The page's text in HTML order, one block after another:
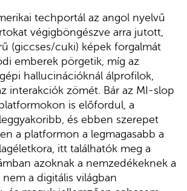
techportál az angol nyelvű
végigböngészve arra jutott,
(giccses/cuki) képek forgalmát
emberek pörgetik, míg az
hallucinációknál álprofilok,
interakciók zömét. Bár az MI-slop
is előfordul, a
és ebben szerepet
a platformon a legmagasabb a
itt találhatók meg a
azoknak a nemzedékeknek a
a digitális világban